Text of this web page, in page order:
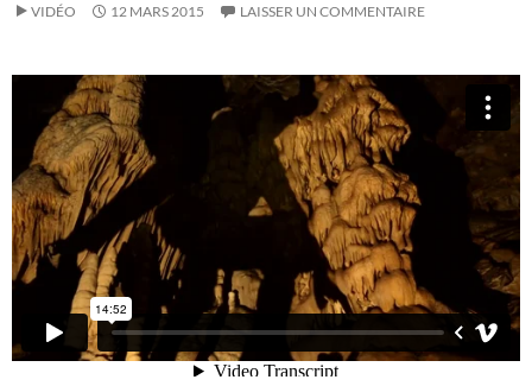
VIDÉO 12 MARS 2015 LAISSER UN COMMENTAIRE